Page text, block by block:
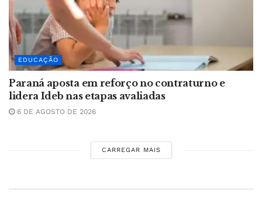
EDUCAÇÃO
Paraná aposta em reforço no contraturno e
lidera Ideb nas etapas avaliadas
6 DE AGOSTO DE 2026
CARREGAR MAIS